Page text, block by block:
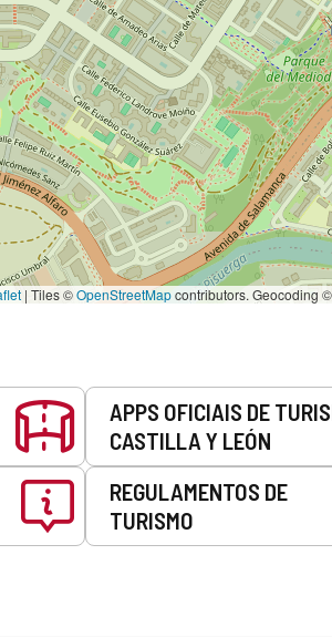
| Tiles ©OpenStreetMapcontributors. Geocoding ©
APPS OFICIAIS DE
CASTILLA Y LEÓN
REGULAMENTOS DE
TURISMO